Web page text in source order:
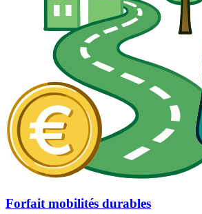
Forfait mobilités durables